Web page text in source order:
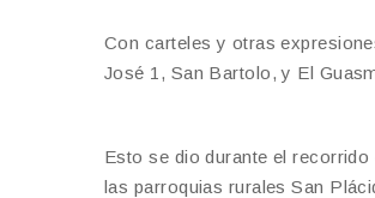
Con carteles y otras
José 1, San Bartolo, y El
Esto se dio durante el
las parroquias rurales San